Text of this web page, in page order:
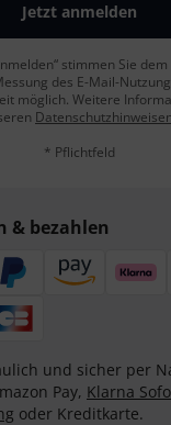
Jetzt anmelden
stimmen Sie
des E-Mail-
möglich. Weitere
Datenschutzhinweisen
* Pflichtfeld
& bezahlen
und sicher per
Pay, Klarna
oder Kreditkarte.